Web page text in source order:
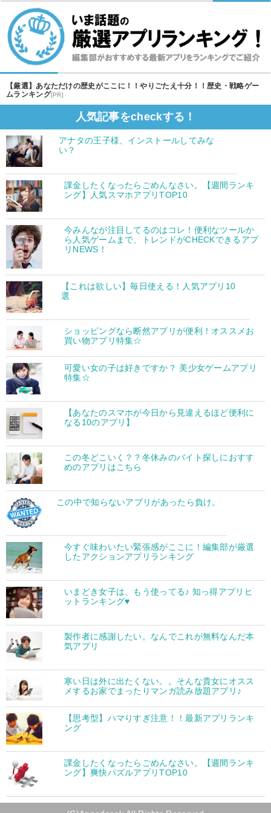
【厳選】あなただけの歴史がここに！！やりごたえ十分！！歴史・戦略ゲー
ムランキング[PR]
人気記事をcheckする！
アナタの王子様、インストールしてみな
い？
課金したくなったらごめんなさい。【週間ランキ
ング】人気スマホアプリTOP10
今みんなが注目してるのはコレ！便利なツールか
ら人気ゲームまで、トレンドがCHECKできるアプ
リNEWS！
【これは欲しい】毎日使える！人気アプリ10
選
ショッピングなら断然アプリが便利！オススメお
買い物アプリ特集☆
可愛い女の子は好きですか？ 美少女ゲームアプリ
特集☆
【あなたのスマホが今日から見違えるほど便利に
なる10のアプリ】
この冬どこいく？？冬休みのバイト探しにおすす
めのアプリはこちら
この中で知らないアプリがあったら負け。
今すぐ味わいたい緊張感がここに！編集部が厳選
したアクションアプリランキング
いまどき女子は、もう使ってる♪ 知っ得アプリヒ
ットランキング♥
製作者に感謝したい。なんでこれが無料なんだ本
気アプリ
寒い日は外に出たくない。。そんな貴女にオスス
メするお家でまったりマンガ読み放題アプリ♪
【思考型】ハマりすぎ注意！！最新アプリランキ
ング
課金したくなったらごめんなさい。【週間ランキ
ング】爽快パズルアプリTOP10